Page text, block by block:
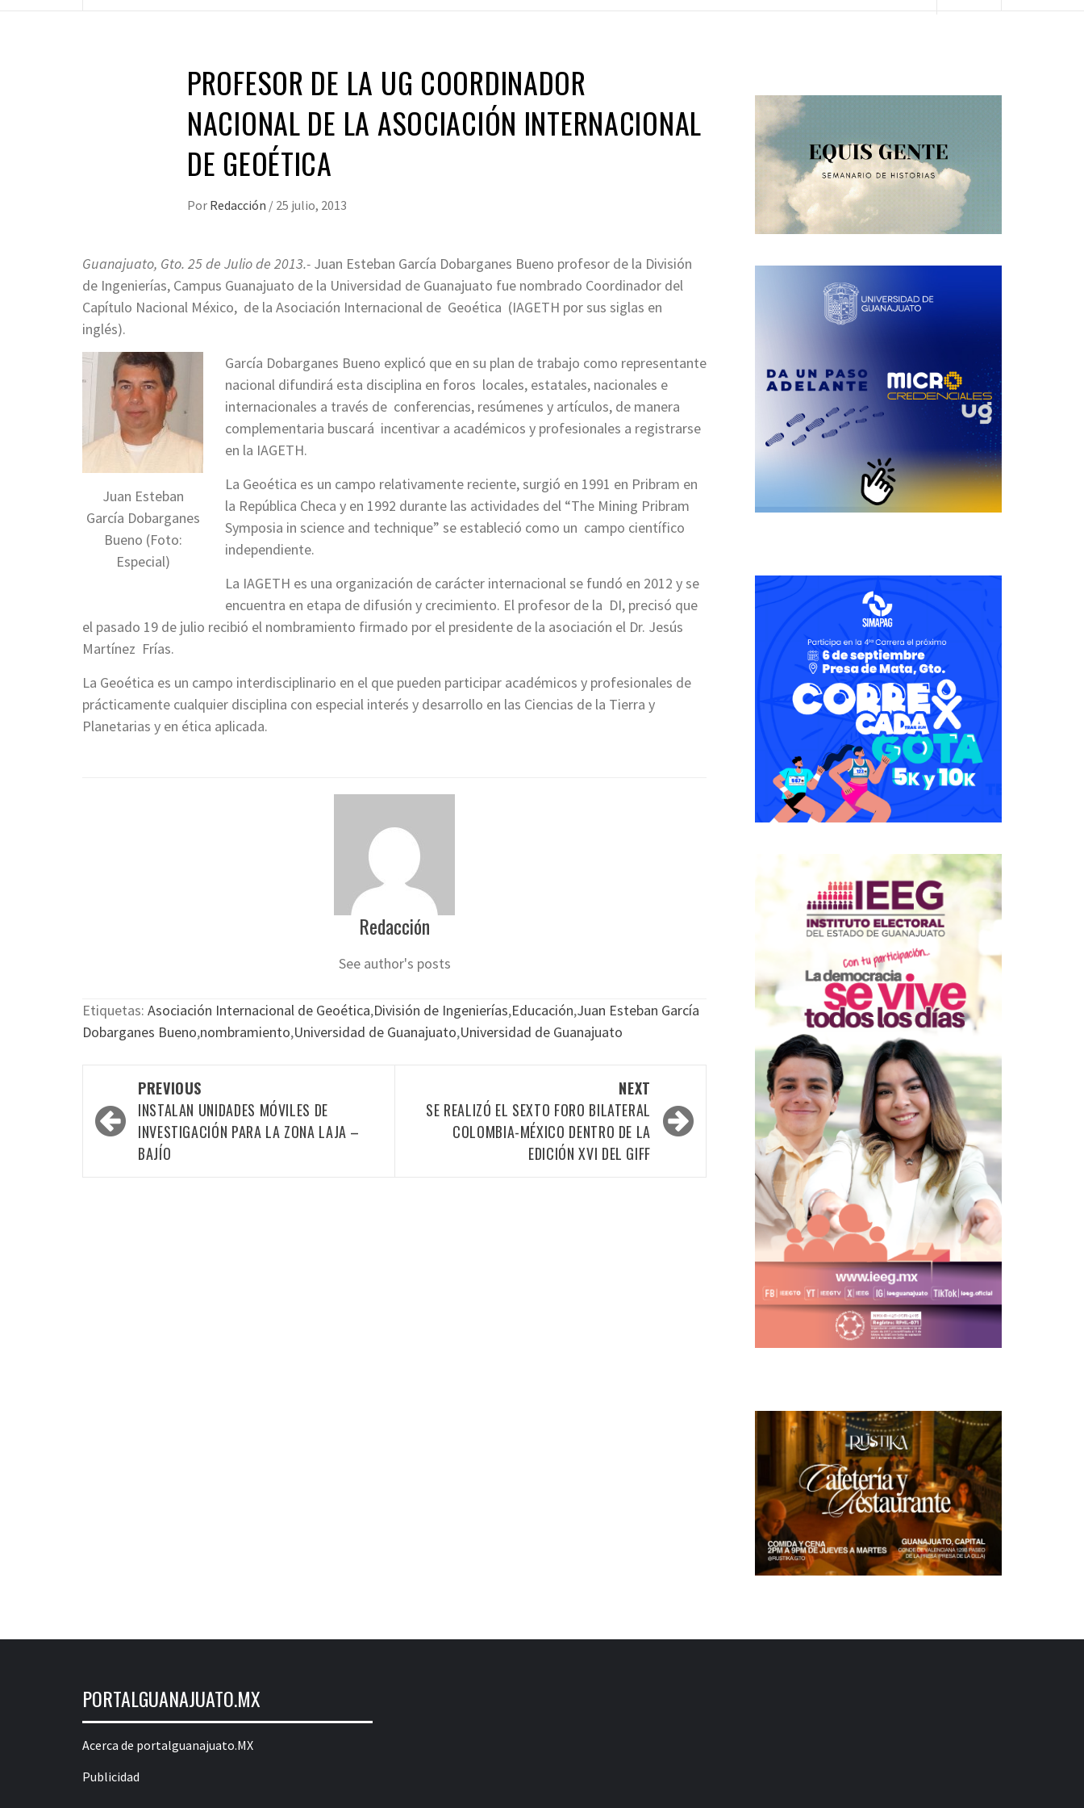
PROFESOR DE LA UG COORDINADOR
NACIONAL DE LA ASOCIACIÓN INTERNACIONAL
DE GEOÉTICA
Por Redacción / 25 julio, 2013
Guanajuato, Gto. 25 de Julio de 2013.- Juan Esteban García Dobarganes Bueno profesor de la División
de Ingenierías, Campus Guanajuato de la Universidad de Guanajuato fue nombrado Coordinador del
Capítulo Nacional México, de la Asociación Internacional de Geoética (IAGETH por sus siglas en
inglés).
Juan Esteban
García Dobarganes
Bueno (Foto:
Especial)
García Dobarganes Bueno explicó que en su plan de trabajo como representante
nacional difundirá esta disciplina en foros locales, estatales, nacionales e
internacionales a través de conferencias, resúmenes y artículos, de manera
complementaria buscará incentivar a académicos y profesionales a registrarse
en la IAGETH.
La Geoética es un campo relativamente reciente, surgió en 1991 en Pribram en
la República Checa y en 1992 durante las actividades del “The Mining Pribram
Symposia in science and technique” se estableció como un campo científico
independiente.
La IAGETH es una organización de carácter internacional se fundó en 2012 y se
encuentra en etapa de difusión y crecimiento. El profesor de la DI, precisó que
el pasado 19 de julio recibió el nombramiento firmado por el presidente de la asociación el Dr. Jesús
Martínez Frías.
La Geoética es un campo interdisciplinario en el que pueden participar académicos y profesionales de
prácticamente cualquier disciplina con especial interés y desarrollo en las Ciencias de la Tierra y
Planetarias y en ética aplicada.
Redacción
See author's posts
Etiquetas: Asociación Internacional de Geoética,División de Ingenierías,Educación,Juan Esteban García
Dobarganes Bueno,nombramiento,Universidad de Guanajuato,Universidad de Guanajuato
navigation
PREVIOUS
INSTALAN UNIDADES MÓVILES DE
INVESTIGACIÓN PARA LA ZONA LAJA –
BAJÍO
NEXT
SE REALIZÓ EL SEXTO FORO BILATERAL
COLOMBIA-MÉXICO DENTRO DE LA
EDICIÓN XVI DEL GIFF
PORTALGUANAJUATO.MX
Acerca de portalguanajuato.MX
Publicidad